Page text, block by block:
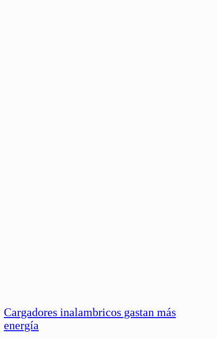
Cargadores inalambricos gastan más
energía